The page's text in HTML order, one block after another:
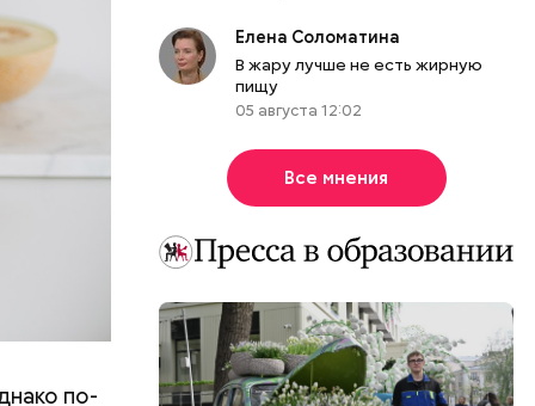
по-
Елена Соломатина
В жару лучше не есть жирную
пищу
05 августа 12:02
Все мнения